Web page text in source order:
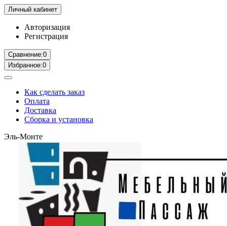
Личный кабинет
Авторизация
Регистрация
Сравнение:0
Избранное:0
Как сделать заказ
Оплата
Доставка
Сборка и установка
Эль-Монте